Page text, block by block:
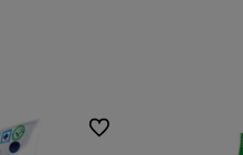
Do ulubionych